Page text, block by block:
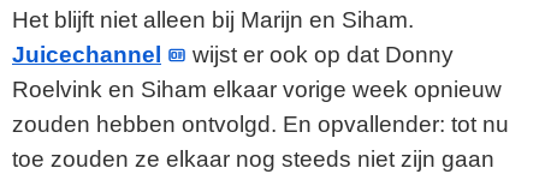
Het blijft niet alleen bij Marijn en Siham.
Juicechannel
wijst er ook op dat Donny
Roelvink en Siham elkaar vorige week opnieuw
zouden hebben ontvolgd. En opvallender: tot nu
toe zouden ze elkaar nog steeds niet zijn gaan